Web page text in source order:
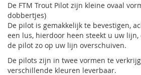
De FTM Trout Pilot zijn kleine ovaal
dobbertjes)
De pilot is gemakkelijk te bevestigen,
een lus, hierdoor heen steekt u uw lijn,
de pilot zo op uw lijn overschuiven.
De pilots zijn in twee vormen te
verschillende kleuren leverbaar.